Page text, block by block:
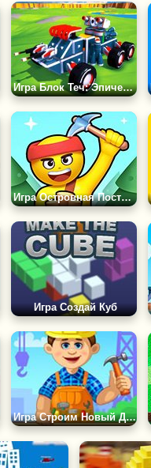
Игра Блок Теч: Эпическая Песочница
Игра Островная Постройка
Игра Создай Куб
Игра Строим Новый Дом